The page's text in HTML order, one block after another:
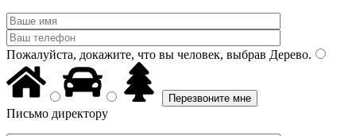
Пожалуйста, докажите, что вы человек, выбрав Дерево.
Письмо директору